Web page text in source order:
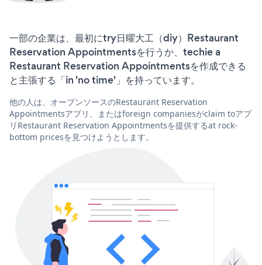
一部の企業は、最初にtry日曜大工（diy）Restaurant
Reservation Appointmentsを行うか、techie a
Restaurant Reservation Appointmentsを作成できる
と主張する「in 'no time'」を持っています。
他の人は、オープンソースのRestaurant Reservation
Appointmentsアプリ、またはforeign companiesがclaim toアプ
リRestaurant Reservation Appointmentsを提供するat rock-
bottom pricesを見つけようとします。